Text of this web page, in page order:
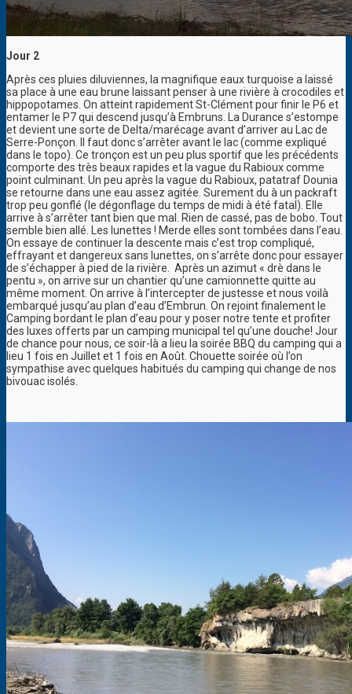
Jour 2
Après ces pluies diluviennes, la magnifique eaux turquoise a laissé
sa place à une eau brune laissant penser à une rivière à crocodiles et
hippopotames. On atteint rapidement St-Clément pour finir le P6 et
entamer le P7 qui descend jusqu’à Embruns. La Durance s’estompe
et devient une sorte de Delta/marécage avant d’arriver au Lac de
Serre-Ponçon. Il faut donc s’arrêter avant le lac (comme expliqué
dans le topo). Ce tronçon est un peu plus sportif que les précédents
comporte des très beaux rapides et la vague du Rabioux comme
point culminant. Un peu après la vague du Rabioux, patatraf Dounia
se retourne dans une eau assez agitée. Surement du à un packraft
trop peu gonflé (le dégonflage du temps de midi à été fatal). Elle
arrive à s’arrêter tant bien que mal. Rien de cassé, pas de bobo. Tout
semble bien allé. Les lunettes ! Merde elles sont tombées dans l’eau.
On essaye de continuer la descente mais c’est trop compliqué,
effrayant et dangereux sans lunettes, on s’arrête donc pour essayer
de s’échapper à pied de la rivière. Après un azimut « drè dans le
pentu », on arrive sur un chantier qu’une camionnette quitte au
même moment. On arrive à l’intercepter de justesse et nous voilà
embarqué jusqu’au plan d’eau d’Embrun. On rejoint finalement le
Camping bordant le plan d’eau pour y poser notre tente et profiter
des luxes offerts par un camping municipal tel qu’une douche! Jour
de chance pour nous, ce soir-là a lieu la soirée BBQ du camping qui a
lieu 1 fois en Juillet et 1 fois en Août. Chouette soirée où l’on
sympathise avec quelques habitués du camping qui change de nos
bivouac isolés.